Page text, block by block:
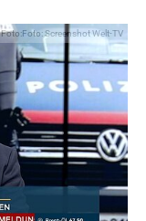
Foto:Foto: Screenshot Welt-TV